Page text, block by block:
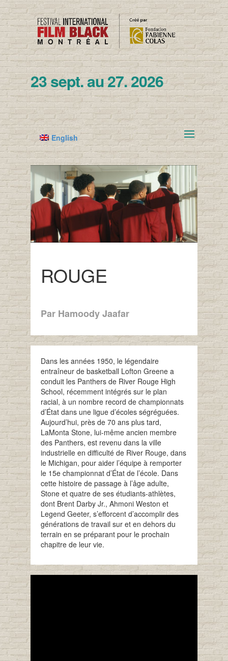
23 sept. au 27. 2026
English
ROUGE
Par Hamoody Jaafar
Dans les années 1950, le légendaire
entraîneur de basketball Lofton Greene a
conduit les Panthers de River Rouge High
School, récemment intégrés sur le plan
racial, à un nombre record de championnats
d’État dans une ligue d’écoles ségréguées.
Aujourd’hui, près de 70 ans plus tard,
LaMonta Stone, lui-même ancien membre
des Panthers, est revenu dans la ville
industrielle en difficulté de River Rouge, dans
le Michigan, pour aider l’équipe à remporter
le 15e championnat d’État de l’école. Dans
cette histoire de passage à l’âge adulte,
Stone et quatre de ses étudiants-athlètes,
dont Brent Darby Jr., Ahmoni Weston et
Legend Geeter, s’efforcent d’accomplir des
générations de travail sur et en dehors du
terrain en se préparant pour le prochain
chapitre de leur vie.